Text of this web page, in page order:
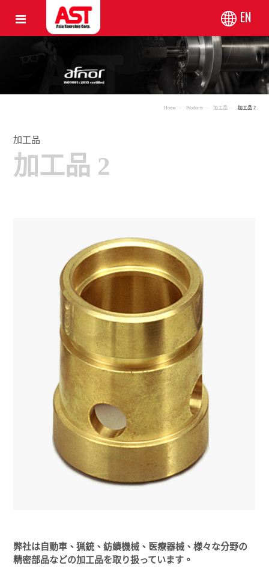
EN
Home Products 加工品 加工品 2
加工品
加工品 2
弊社は自動車、猟銃、紡績機械、医療器械、様々な分野の
精密部品などの加工品を取り扱っています。